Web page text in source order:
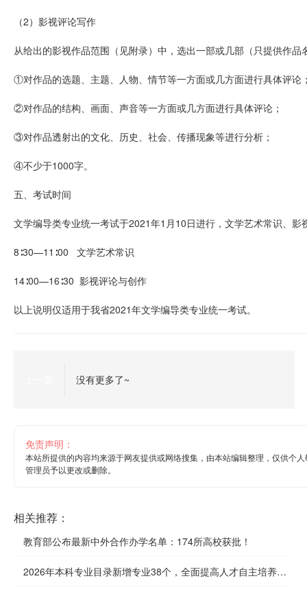
（2）影视评论写作
从给出的影视作品范围（见附录）中，选出一部或几部（只提供作
①对作品的选题、主题、人物、情节等一方面或几方面进行具体评论
②对作品的结构、画面、声音等一方面或几方面进行具体评论；
③对作品透射出的文化、历史、社会、传播现象等进行分析；
④不少于1000字。
五、考试时间
文学编导类专业统一考试于2021年1月10日进行，文学艺术常识、
8∶30—11∶00 文学艺术常识
14∶00—16∶30 影视评论与创作
以上说明仅适用于我省2021年文学编导类专业统一考试。
没有更多了~
免责声明：
本站所提供的内容均来源于网友提供或网络搜集，由本站编辑整理，仅供个
管理员予以更改或删除。
相关推荐：
教育部公布最新中外合作办学名单：174所高校获批！
2026年本科专业目录新增专业38个，全面提高人才自主培养质